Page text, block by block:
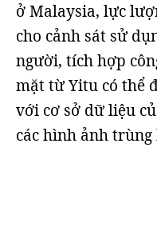
ở Malaysia, lực
cho cảnh sát sử
người, tích hợp
mặt từ Yitu có thể
với cơ sở dữ liệu
các hình ảnh